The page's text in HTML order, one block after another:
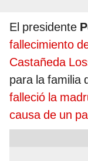
El presidente
fallecimiento
Castañeda
para la familia
falleció la
causa de un